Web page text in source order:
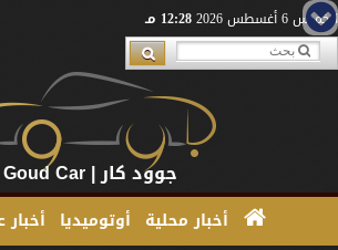
الخميس 6 أغسطس 2026 12:28 مـ
جوود كار | Goud Car
أخبار محلية أوتوميديا أخبار